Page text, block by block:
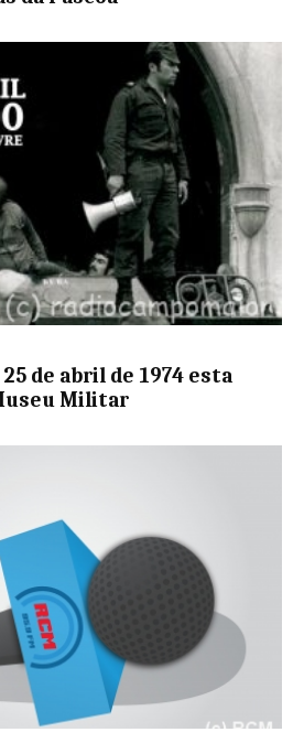
de abril de 1974 esta
Militar